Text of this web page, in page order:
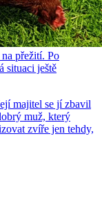
přežití. Po
situaci ještě
majitel se jí zbavil
muž, který
zvíře jen tehdy,